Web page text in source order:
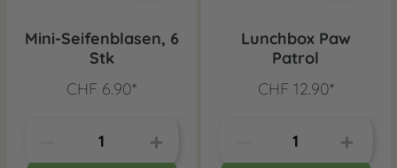
Mini-Seifenblasen, 6
Stk
CHF 6.90*
Lunchbox Paw
Patrol
CHF 12.90*